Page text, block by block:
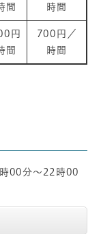
間
時間
円
間
700円／
時間
00分～22時00